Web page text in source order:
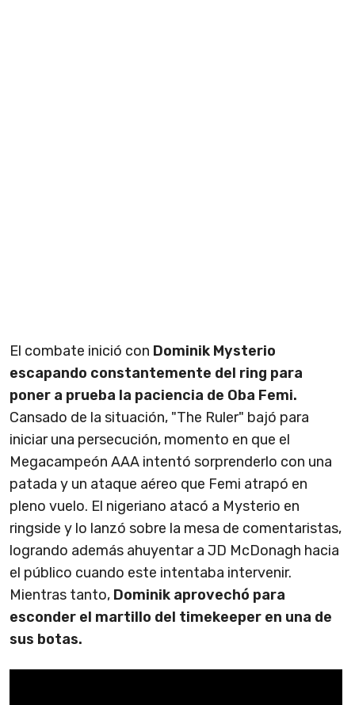
El combate inició con Dominik Mysterio
escapando constantemente del ring para
poner a prueba la paciencia de Oba Femi.
Cansado de la situación, "The Ruler" bajó para
iniciar una persecución, momento en que el
Megacampeón AAA intentó sorprenderlo con una
patada y un ataque aéreo que Femi atrapó en
pleno vuelo. El nigeriano atacó a Mysterio en
ringside y lo lanzó sobre la mesa de comentaristas,
logrando además ahuyentar a JD McDonagh hacia
el público cuando este intentaba intervenir.
Mientras tanto, Dominik aprovechó para
esconder el martillo del timekeeper en una de
sus botas.